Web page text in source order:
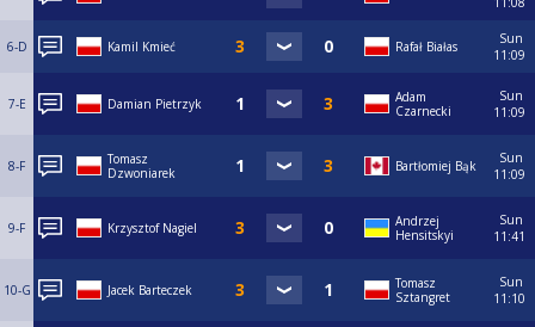
6-D Kamil Kmieć Rafał Białas
Sun
11:09
7-E Damian Pietrzyk
Adam
Czarnecki
Sun
11:09
8-F
Tomasz
Dzwoniarek
Bartłomiej Bąk
Sun
11:09
9-F Krzysztof Nagiel
Andrzej
Hensitskyi
Sun
11:41
10-G Jacek Barteczek
Tomasz
Sztangret
Sun
11:10